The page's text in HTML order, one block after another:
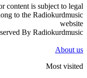
content is subject to legal
to the Radiokurdmusic
website
By Radiokurdmusic
About us
Most visited